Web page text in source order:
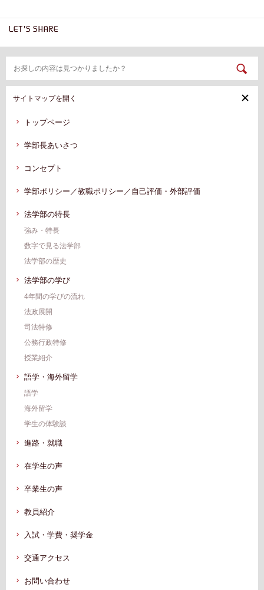
LET'S SHARE
サイトマップを開く
トップページ
学部長あいさつ
コンセプト
学部ポリシー／教職ポリシー／自己評価・外部評価
法学部の特長
強み・特長
数字で見る法学部
法学部の歴史
法学部の学び
4年間の学びの流れ
法政展開
司法特修
公務行政特修
授業紹介
語学・海外留学
語学
海外留学
学生の体験談
進路・就職
在学生の声
卒業生の声
教員紹介
入試・学費・奨学金
交通アクセス
お問い合わせ